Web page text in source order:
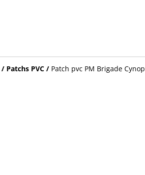
/ Patchs PVC / Patch pvc PM Brigade